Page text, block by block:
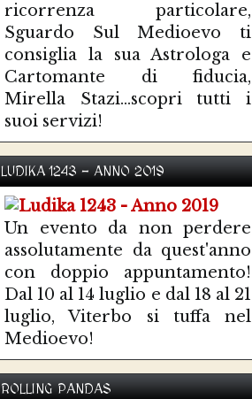
ricorrenza particolare,
Sguardo Sul Medioevo ti
consiglia la sua Astrologa e
Cartomante di fiducia,
Mirella Stazi...scopri tutti i
suoi servizi!
LUDIKA 1243 - ANNO 2019
Un evento da non perdere
assolutamente da quest'anno
con doppio appuntamento!
Dal 10 al 14 luglio e dal 18 al 21
luglio, Viterbo si tuffa nel
Medioevo!
ROLLING PANDAS